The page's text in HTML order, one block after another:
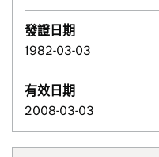
發證日期
1982-03-03
有效日期
2008-03-03